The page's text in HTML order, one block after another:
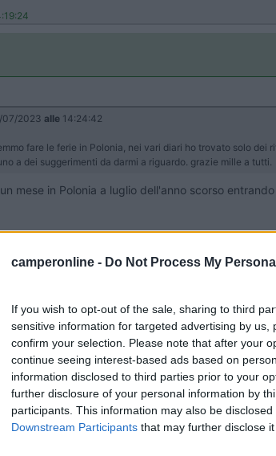
camperonline - Do Not Process My
If you wish to opt-out of the sale, sharing to third
sensitive information for targeted advertising by
confirm your selection. Please note that after your
continue seeing interest-based ads based on
information disclosed to third parties prior to your
further disclosure of your personal information by
participants. This information may also be
Downstream Participants that may further disclose
07/2023 alle 14:24:42
fare le ferie in Polonia, nei vari diari ho trovato solo
a dei suggerimenti da darmi a riguardo. grazie mille a
mese in Polonia a luglio dell'anno scorso
con tappe e spot) in merito ai posti imperdibili:
naturali più spettacolari dell’Europa
rafting.
e ricca di storia. Ci sono numerosi siti
Quartiere Ebraico di Kazimierz. La miniera di
è diventato uno dei simboli più forti
passato e la gravità delle atrocità commesse.
e piacevole da visitare, vi verrà davver voglia di
cultura, con molti monumenti e musei da visitare,
Contemporanea e molti altri.
una città fuori dal tempo. Vale la pena
architettura, con numerosi edifici storici ben